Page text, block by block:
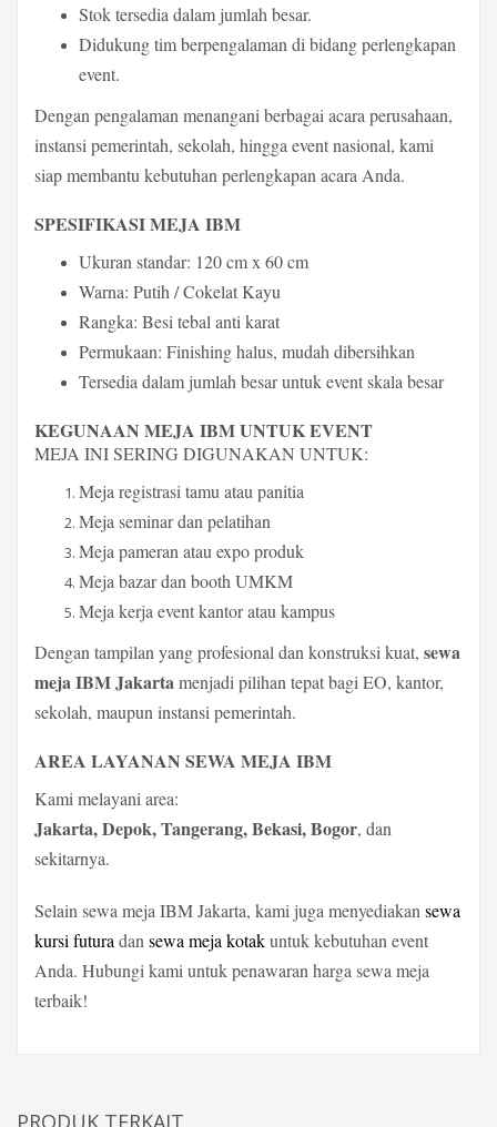
Stok tersedia dalam jumlah besar.
Didukung tim berpengalaman di bidang perlengkapan
event.
Dengan pengalaman menangani berbagai acara perusahaan,
instansi pemerintah, sekolah, hingga event nasional, kami
siap membantu kebutuhan perlengkapan acara Anda.
SPESIFIKASI MEJA IBM
Ukuran standar: 120 cm x 60 cm
Warna: Putih / Cokelat Kayu
Rangka: Besi tebal anti karat
Permukaan: Finishing halus, mudah dibersihkan
Tersedia dalam jumlah besar untuk event skala besar
KEGUNAAN MEJA IBM UNTUK EVENT
MEJA INI SERING DIGUNAKAN UNTUK:
Meja registrasi tamu atau panitia
Meja seminar dan pelatihan
Meja pameran atau expo produk
Meja bazar dan booth UMKM
Meja kerja event kantor atau kampus
Dengan tampilan yang profesional dan konstruksi kuat, sewa
meja IBM Jakartamenjadi pilihan tepat bagi EO, kantor,
sekolah, maupun instansi pemerintah.
AREA LAYANAN SEWA MEJA IBM
Kami melayani area:
Jakarta, Depok, Tangerang, Bekasi, Bogor, dan
sekitarnya.
Selain sewa meja IBM Jakarta, kami juga menyediakan sewa
kursi futura dan sewa meja kotakuntuk kebutuhan event
Anda. Hubungi kami untuk penawaran harga sewa meja
terbaik!
PRODUK TERKAIT